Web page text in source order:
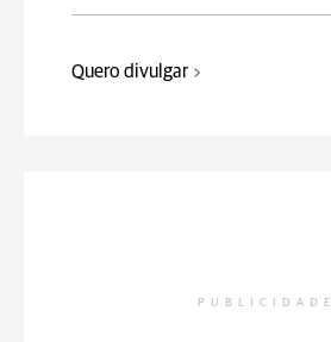
Quero divulgar
PUBLICIDADE